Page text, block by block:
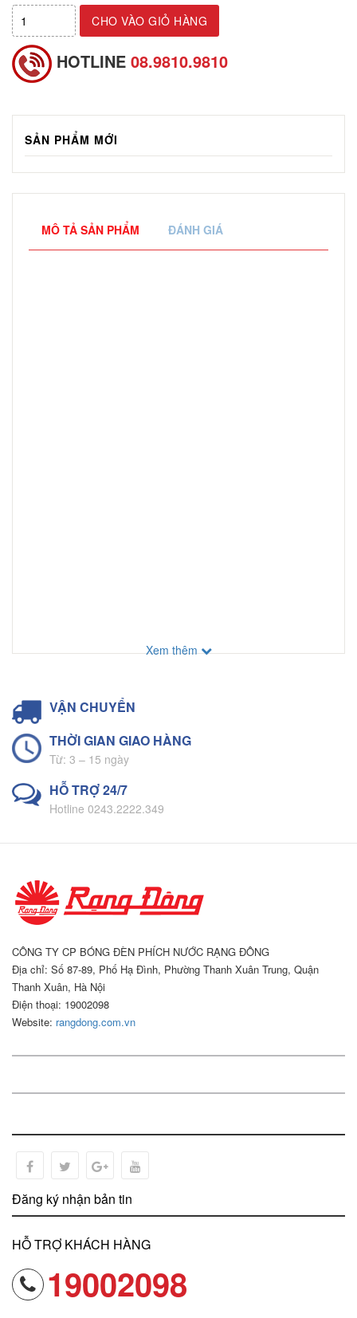
CHO VÀO GIỎ HÀNG
HOTLINE 08.9810.9810
SẢN PHẨM MỚI
MÔ TẢ SẢN PHẨM ĐÁNH GIÁ
Xem thêm
VẬN CHUYỂN
THỜI GIAN GIAO HÀNG
Từ: 3 – 15 ngày
HỖ TRỢ 24/7
Hotline 0243.2222.349
CÔNG TY CP BÓNG ĐÈN PHÍCH NƯỚC RẠNG ĐÔNG
Địa chỉ: Số 87-89, Phố Hạ Đình, Phường Thanh Xuân Trung, Quận
Thanh Xuân, Hà Nội
Điện thoại: 19002098
Website: rangdong.com.vn
Đăng ký nhận bản tin
HỖ TRỢ KHÁCH HÀNG
19002098